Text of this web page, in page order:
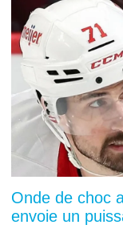
Onde de choc
envoie un